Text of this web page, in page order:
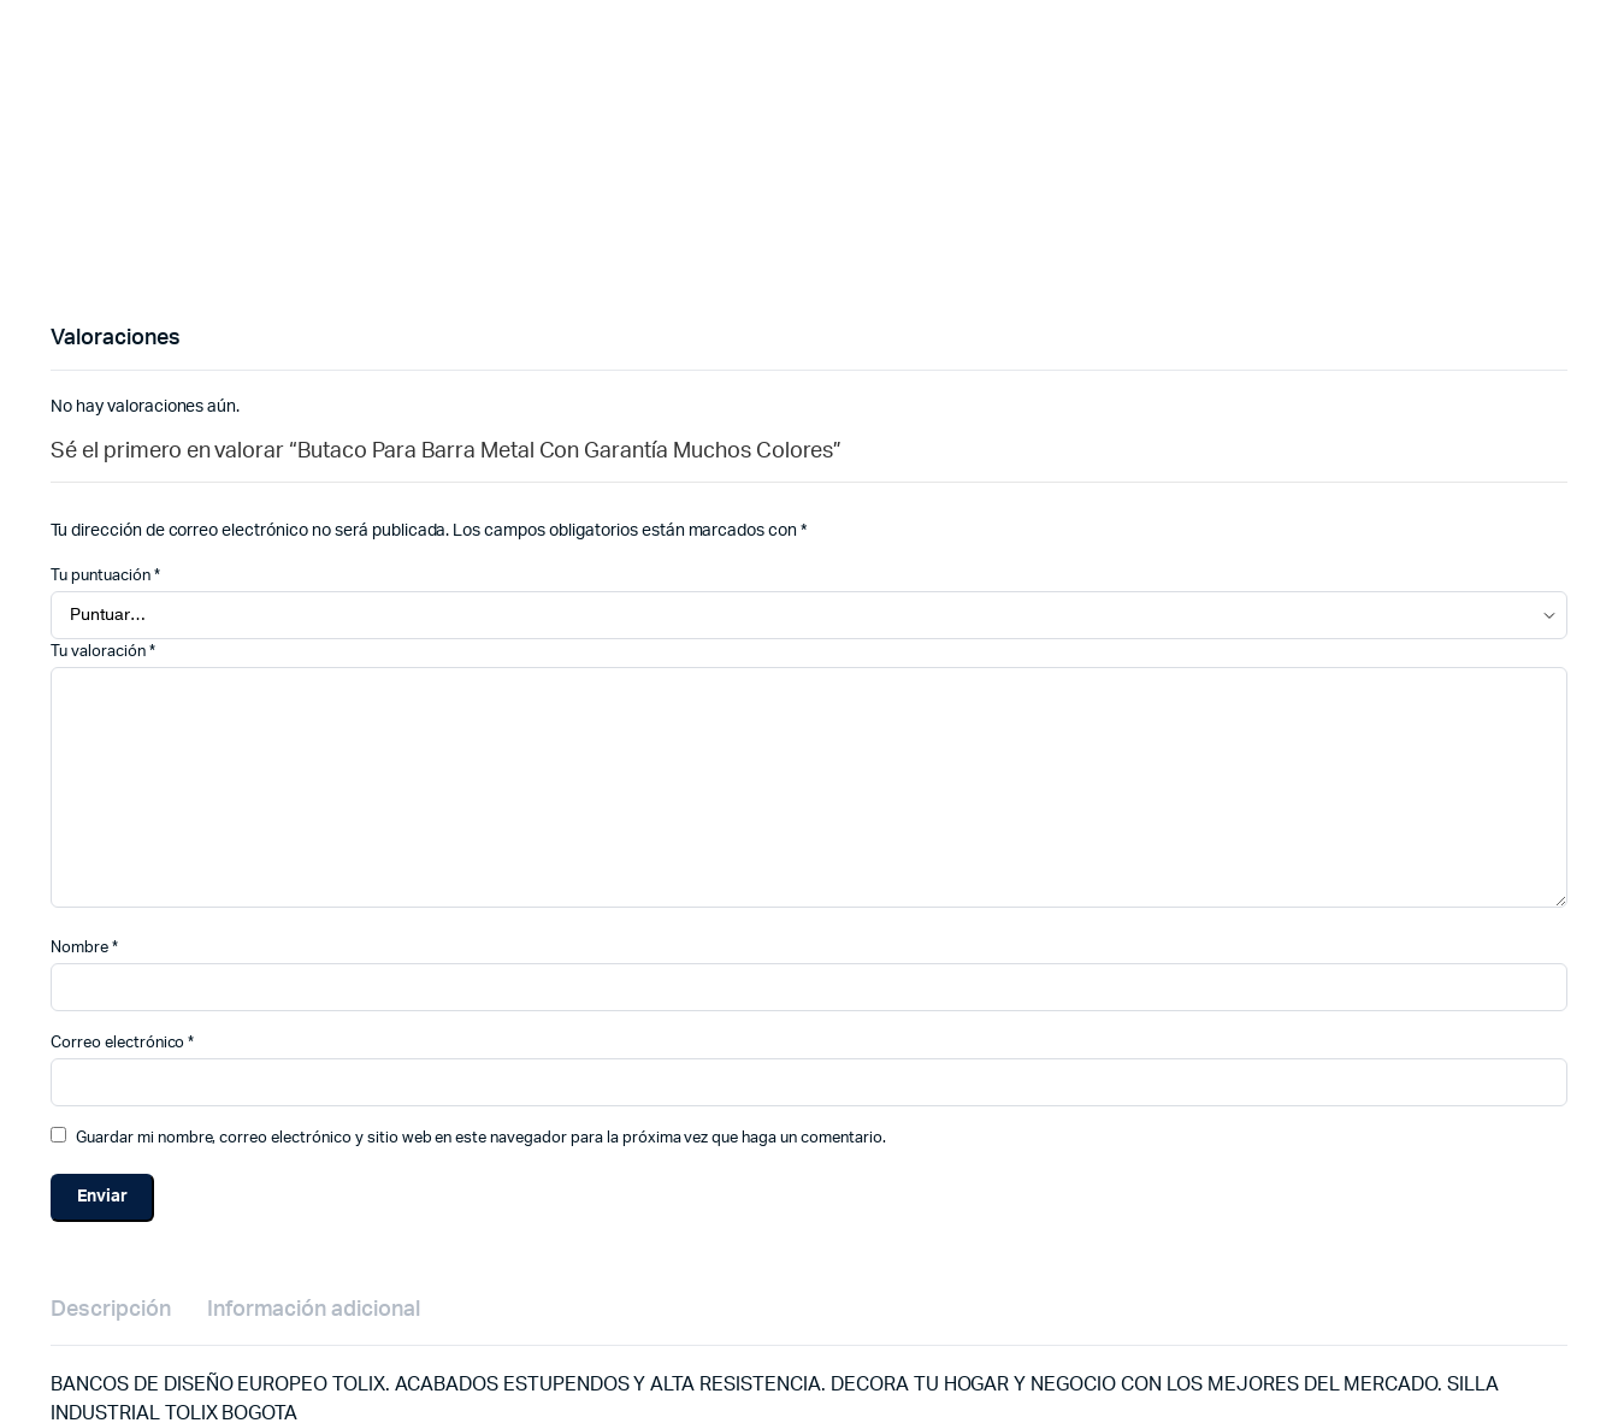
Valoraciones
No hay valoraciones aún.
Sé el primero en valorar “Butaco Para Barra Metal Con Garantía Muchos Colores”
Tu dirección de correo electrónico no será publicada. Los campos obligatorios están marcados con*
Tu puntuación *
Tu valoración *
Nombre *
Correo electrónico*
Guardar mi nombre, correo electrónico y sitio web en este navegador para la próxima vez que haga un comentario.
Descripción Información adicional
BANCOS DE DISEÑO EUROPEO TOLIX. ACABADOS ESTUPENDOS Y ALTA RESISTENCIA. DECORA TU HOGAR Y NEGOCIO CON LOS MEJORES DEL MERCADO. SILLA
INDUSTRIAL TOLIX BOGOTA